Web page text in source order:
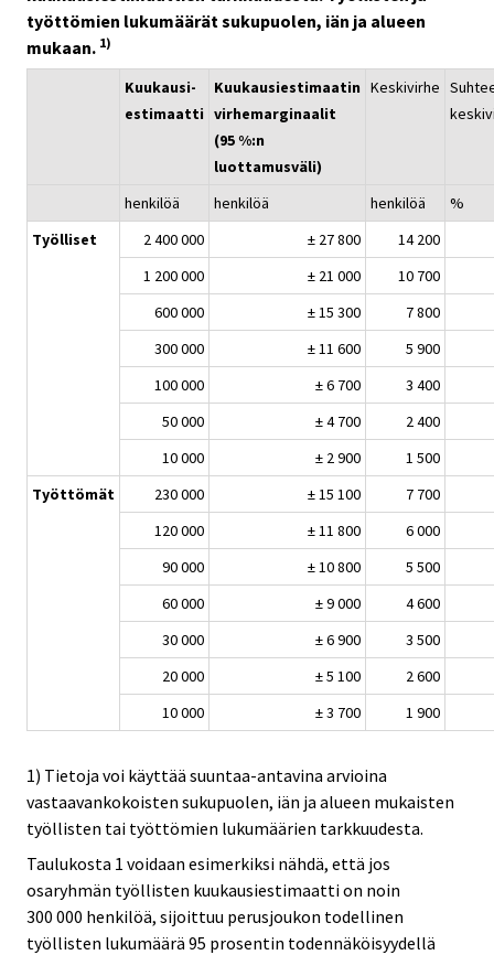
työttömien lukumäärät sukupuolen, iän ja alueen
mukaan. 1)
Kuukausi-
estimaatti
Kuukausiestimaatin
virhemarginaalit
(95 %:n
luottamusväli)
Keskivirhe
henkilöä henkilöä henkilöä
%
Työlliset
2 400 000 ± 27 800
14 200
1 200 000
± 21 000
10 700
600 000
± 15 300
7 800
300 000
± 11 600
5 900
100 000
± 6 700
3 400
50 000
± 4 700
2 400
10 000
± 2 900
1 500
Työttömät
230 000 ± 15 100
7 700
120 000
± 11 800
6 000
90 000
± 10 800
5 500
60 000
± 9 000
4 600
30 000
± 6 900
3 500
20 000
± 5 100
2 600
10 000
± 3 700 1 900
1) Tietoja voi käyttää suuntaa-antavina arvioina
vastaavankokoisten sukupuolen, iän ja alueen mukaisten
työllisten tai työttömien lukumäärien tarkkuudesta.
Taulukosta 1 voidaan esimerkiksi nähdä, että jos
osaryhmän työllisten kuukausiestimaatti on noin
300 000 henkilöä, sijoittuu perusjoukon todellinen
työllisten lukumäärä 95 prosentin todennäköisyydellä